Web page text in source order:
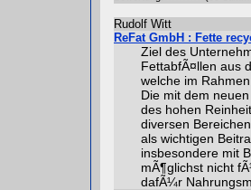
Rudolf Witt
ReFat GmbH : Fette
Ziel des
FettabfÃ¤llen aus
welche im
Die mit dem
des hohen
diversen
als wichtigen
insbesondere mit
mÃ¶glichst nicht
dafÃ¼r